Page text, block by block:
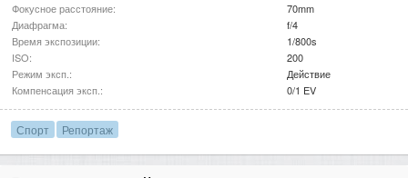
Фокусное расстояние:
70mm
Диафрагма:
f/4
Время экспозиции:
1/800s
ISO:
200
Режим эксп.:
Действие
Компенсация эксп.:
0/1 EV
Спорт Репортаж